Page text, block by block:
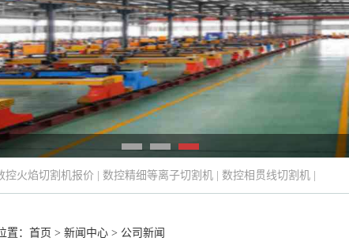
控火焰切割机报价 数控精细等离子切割机 数控相贯线切割机
置： 首页 > 新闻中心 > 公司新闻